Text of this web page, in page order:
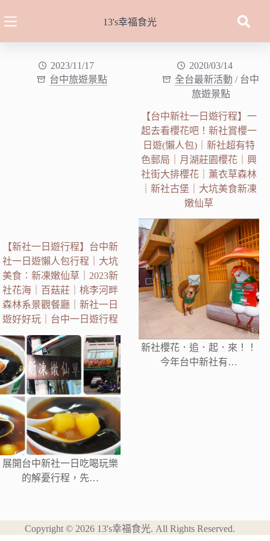
至
13's幸福食光
2023/11/17
台中旅遊景點
【新社一日遊行程】台中新
社一日遊懶人包行程｜大坑
美食︰新凍嫩仙草｜2023新
社花海｜百菇莊｜桃李河畔
森林系景觀餐廳｜新社一日
遊好好玩｜台中一日遊行程
展開台中新社一日吃喝玩樂
的解憂行程，先…
2020/03/14
全台最新活動 / 台中
旅遊景點
【台中新社一日遊行程】一
起去看櫻花吧！新社賞櫻一
日遊(懶人包)｜新社超有特
色郵局｜月湖莊園櫻花｜興
社街大排櫻花｜薰衣草森林
｜新社古堡｜大坑美食新凍
嫩仙草
新社櫻花．追．起．來！！
今年台中新社有…
Copyright © 2026 13's幸福食光. All Rights Reserved.